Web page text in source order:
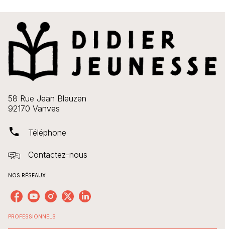
58 Rue Jean Bleuzen
92170 Vanves
phone Téléphone
Contactez-nous
NOS RÉSEAUX
PROFESSIONNELS